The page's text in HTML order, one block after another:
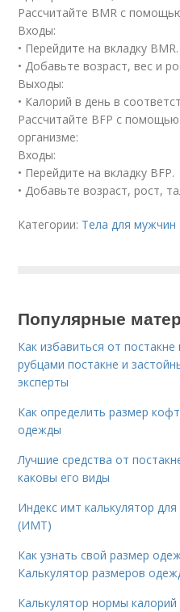
Рассчитайте BMR с
Входы:
• Перейдите на вкладку BMR.
• Добавьте возраст, вес и
Выходы:
• Калорий в день в
Рассчитайте BFP с
организме:
Входы:
• Перейдите на вкладку BFP.
• Добавьте возраст, рост,
Категории: Тела для мужчин
Популярные
Как избавиться от
рубцами постакне и
эксперты
Как определить размер
одежды
Лучшие средства от
каковы его виды
Индекс имт калькулятор
(ИМТ)
Как узнать свой размер
Калькулятор размеров
Калькулятор нормы калорий